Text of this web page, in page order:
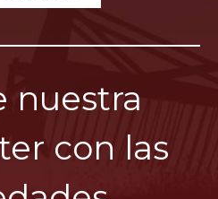
nuestra
con las